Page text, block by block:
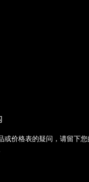
或价格表的疑问，请留下